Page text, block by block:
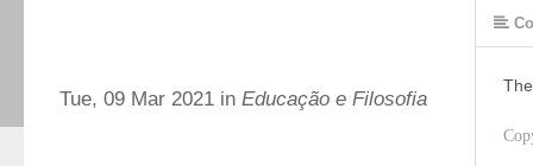
Tue, 09 Mar 2021 in Educação e Filosofia